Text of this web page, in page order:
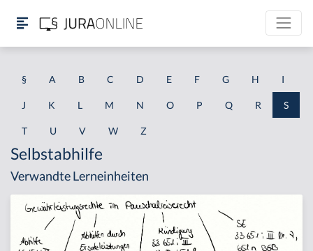
§ A B C D E F G H I
J K L M N O P Q R S
T U V W Z
Selbstabhilfe
Verwandte Lerneinheiten